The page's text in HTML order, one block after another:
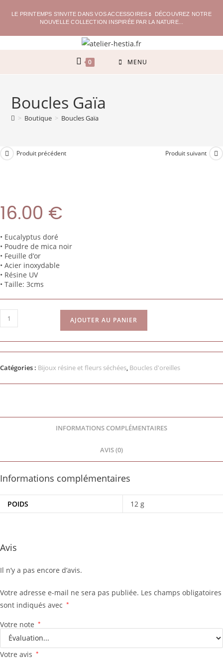
LE PRINTEMPS S'INVITE DANS VOS ACCESSOIRES🌷 DÉCOUVREZ NOTRE
NOUVELLE COLLECTION INSPIRÉE PAR LA NATURE...
0 MENU
Boucles Gaïa
> Boutique > Boucles Gaïa
Produit précédent Produit suivant
16.00 €
• Eucalyptus doré
• Poudre de mica noir
• Feuille d’or
• Acier inoxydable
• Résine UV
• Taille: 3cms
AJOUTER AU PANIER
Catégories : Bijoux résine et fleurs séchées, Boucles d'oreilles
INFORMATIONS COMPLÉMENTAIRES
AVIS (0)
Informations complémentaires
POIDS 12 g
Avis
Il n’y a pas encore d’avis.
Votre adresse e-mail ne sera pas publiée. Les champs obligatoires
sont indiqués avec *
Votre note *
Votre avis *